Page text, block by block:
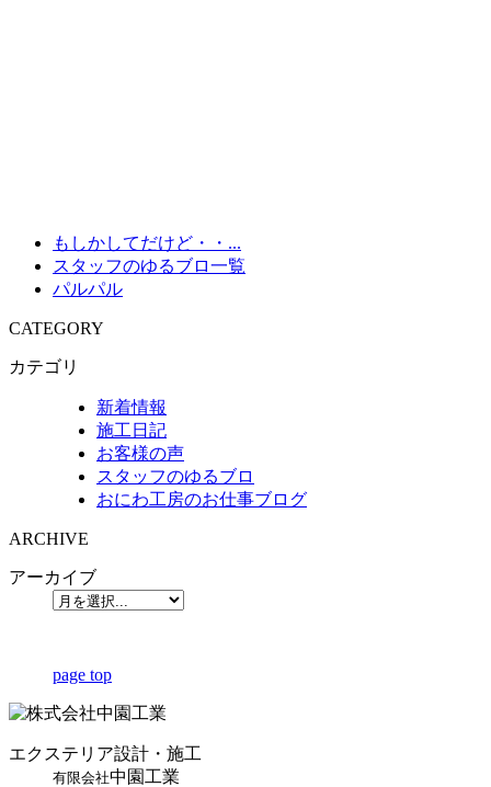
もしかしてだけど・・...
スタッフのゆるブロ一覧
パルパル
CATEGORY
カテゴリ
新着情報
施工日記
お客様の声
スタッフのゆるブロ
おにわ工房のお仕事ブログ
ARCHIVE
アーカイブ
page top
エクステリア設計・施工
有限会社中園工業